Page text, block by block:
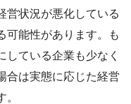
営状況が悪化している
可能性があります。も
している企業も少なく
合は実態に応じた経営